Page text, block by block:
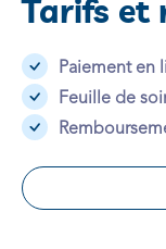
Tarifs et
Paiement en
Feuille de